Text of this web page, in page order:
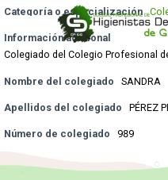
Categoría o especialización
Información adicional
Colegiado del Colegio Profesional
Nombre del colegiado SANDRA
Apellidos del colegiado PÉREZ
Número de colegiado 989